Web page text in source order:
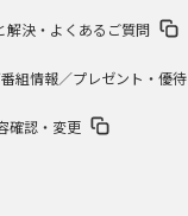
解決・よくあるご質問
組情報／プレゼント・優待
確認・変更